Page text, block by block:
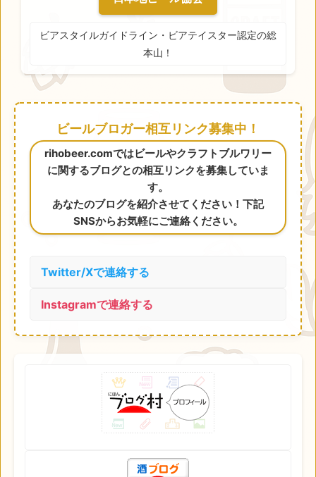
ビアスタイルガイドライン・ビアテイスター認定の総
本山！
ビールブロガー相互リンク募集中！
rihobeer.comではビールやクラフトブルワリー
に関するブログとの相互リンクを募集していま
す。
あなたのブログを紹介させてください！下記
SNSからお気軽にご連絡ください。
Twitter/Xで連絡する
Instagramで連絡する